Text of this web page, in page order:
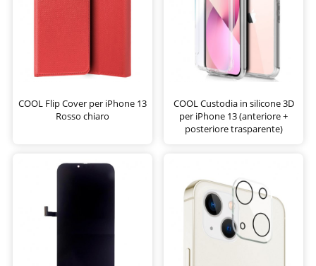
COOL Flip Cover per iPhone 13
Rosso chiaro
COOL Custodia in silicone 3D
per iPhone 13 (anteriore +
posteriore trasparente)